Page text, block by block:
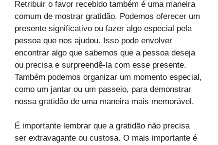
Retribuir o favor recebido também é uma maneira
comum de mostrar gratidão. Podemos oferecer um
presente significativo ou fazer algo especial pela
pessoa que nos ajudou. Isso pode envolver
encontrar algo que sabemos que a pessoa deseja
ou precisa e surpreendê-la com esse presente.
Também podemos organizar um momento especial,
como um jantar ou um passeio, para demonstrar
nossa gratidão de uma maneira mais memorável.
É importante lembrar que a gratidão não precisa
ser extravagante ou custosa. O mais importante é